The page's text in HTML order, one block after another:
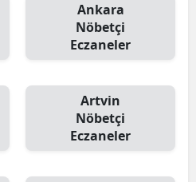
Ankara
Nöbetçi
Eczaneler
Artvin
Nöbetçi
Eczaneler